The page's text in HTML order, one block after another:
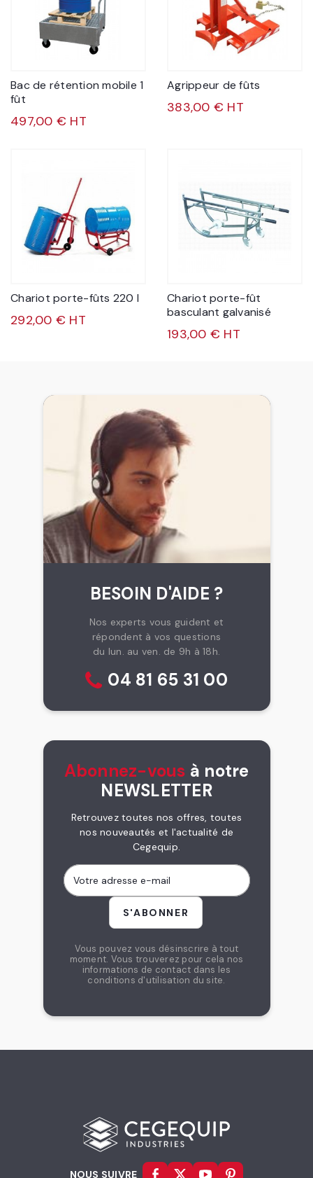
Bac de rétention mobile 1
fût
497,00 € HT
Agrippeur de fûts
383,00 € HT
Chariot porte-fûts 220 l
292,00 € HT
Chariot porte-fût
basculant galvanisé
193,00 € HT
BESOIN D'AIDE ?
Nos experts vous guident et
répondent à vos questions
du lun. au ven. de 9h à 18h.
04 81 65 31 00
Abonnez-vous à notre
NEWSLETTER
Retrouvez toutes nos offres, toutes
nos nouveautés et l'actualité de
Cegequip.
Vous pouvez vous désinscrire à tout
moment. Vous trouverez pour cela nos
informations de contact dans les
conditions d'utilisation du site.
NOUS SUIVRE